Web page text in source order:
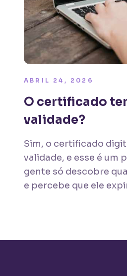
ABRIL 24, 2026
O certificado
validade?
Sim, o certificado
validade, e esse é um
gente só descobre
e percebe que ele